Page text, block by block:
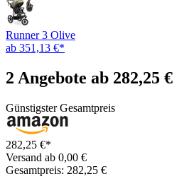
Runner 3 Olive
ab 351,13 €*
2 Angebote ab 282,25 €
Günstigster Gesamtpreis
282,25 €*
Versand ab 0,00 €
Gesamtpreis: 282,25 €